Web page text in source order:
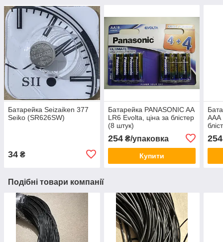
Батарейка Seizaiken 377
Seiko (SR626SW)
34 ₴
Батарейка PANASONIC AA
LR6 Evolta, ціна за блістер
(8 штук)
254₴/упаковка
Купити
AAA
254
Подібні товари компанії